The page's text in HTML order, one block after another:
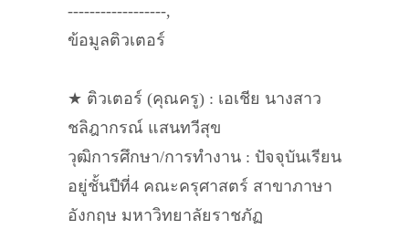
------------------,
ข้อมูลติวเตอร์
★ ติวเตอร์ (คุณครู) : เอเชีย นางสาว
ชลิฎากรณ์ แสนทวีสุข
วุฒิการศึกษา/การทำงาน : ปัจจุบันเรียน
อยู่ชั้นปีที่4 คณะครุศาสตร์ สาขาภาษา
อังกฤษ มหาวิทยาลัยราชภัฏ